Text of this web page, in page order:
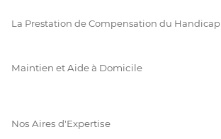
La Prestation de Compensation du Handicap
Maintien et Aide à Domicile
Nos Aires d'Expertise